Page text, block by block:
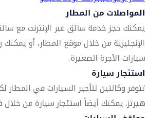
المواصلات من المطار
يمكنك حجز خدمة سائق عبر الإنترنت مع
الإنجليزية من خلال موقع المطار، أو
سيارات الأجرة الصغيرة.
استئجار سيارة
تتوفر وكالتين لتأجير السيارات في
هيرتز. يمكنك أيضاً استئجار سيارة من